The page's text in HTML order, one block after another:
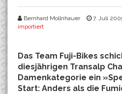
Bernhard Mollnhauer 7. Juli
importiert
Das Team Fuji-Bikes
diesjährigen Transalp
Damenkategorie ein
Start: Anders als die